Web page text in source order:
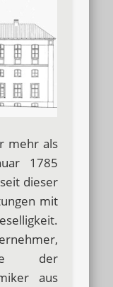
mehr als
1785
dieser
mit
der
aus